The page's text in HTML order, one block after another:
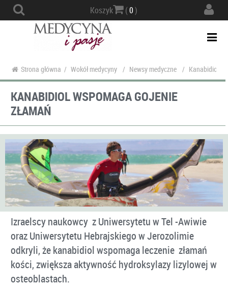
Koszyk (0)
Strona główna / Wokół medycyny / Newsy medyczne / Kanabidiol
KANABIDIOL WSPOMAGA GOJENIE
ZŁAMAŃ
Izraelscy naukowcy z Uniwersytetu w Tel -Awiwie
oraz Uniwersytetu Hebrajskiego w Jerozolimie
odkryli, że kanabidiol wspomaga leczenie złamań
kości, zwiększa aktywność hydroksylazy lizylowej w
osteoblastach.